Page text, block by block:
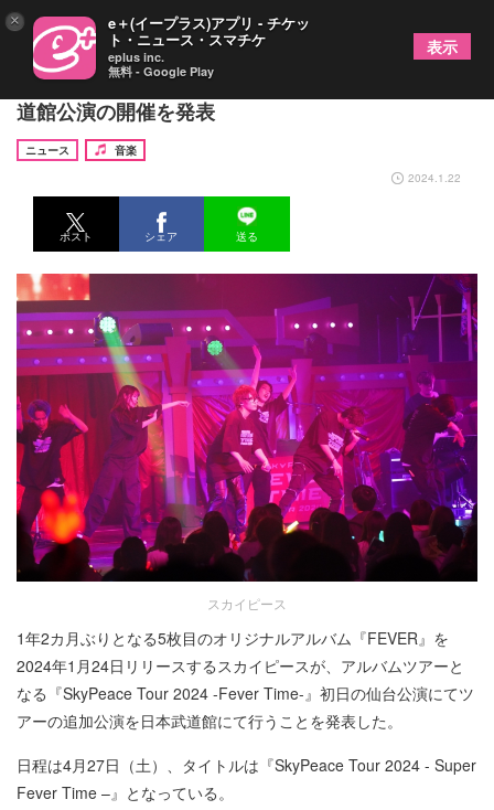
スカイピース、全国ツアーの追加公演として日本武
道館公演の開催を発表
ニュース
音楽
2024.1.22
ポスト シェア 送る
スカイピース
1年2カ月ぶりとなる5枚目のオリジナルアルバム『FEVER』を
2024年1月24日リリースするスカイピースが、アルバムツアーと
なる『SkyPeace Tour 2024 -Fever Time-』初日の仙台公演にてツ
アーの追加公演を日本武道館にて行うことを発表した。
日程は4月27日（土）、タイトルは『SkyPeace Tour 2024 - Super
Fever Time –』となっている。
× e＋(イープラス)アプリ - チケッ
ト・ニュース・スマチケ
eplus inc.
無料 - Google Play
表示